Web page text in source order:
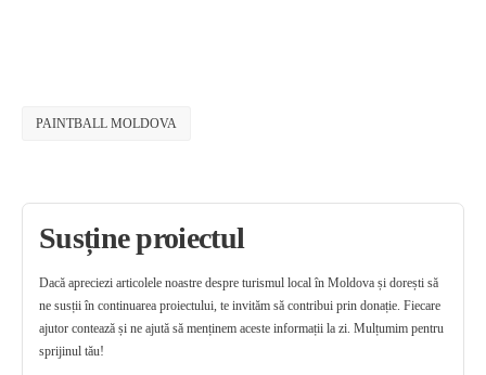
PAINTBALL MOLDOVA
Susține proiectul
Dacă apreciezi articolele noastre despre turismul local în Moldova și dorești să
ne susții în continuarea proiectului, te invităm să contribui prin donație. Fiecare
ajutor contează și ne ajută să menținem aceste informații la zi. Mulțumim pentru
sprijinul tău!